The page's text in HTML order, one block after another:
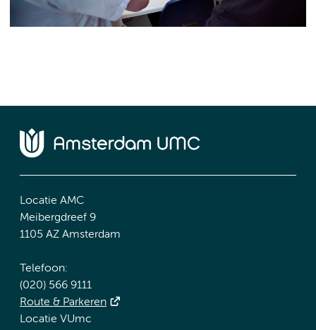
Locatie AMC
Meibergdreef 9
1105 AZ Amsterdam
Telefoon:
(020) 566 9111
Route & Parkeren
Locatie VUmc